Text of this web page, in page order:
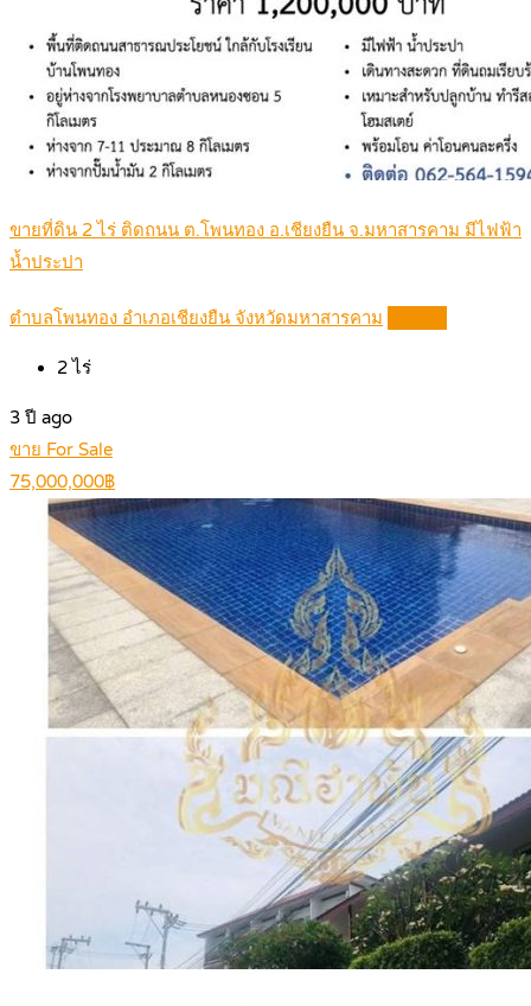
ขายที่ดิน 2 ไร่ ติดถนน ต.โพนทอง อ.เชียงยืน จ.มหาสารคาม มีไฟฟ้า
น้ำประปา
ตําบลโพนทอง อําเภอเชียงยืน จังหวัดมหาสารคาม
2ไร่
3 ปี ago
ขาย For Sale
75,000,000฿